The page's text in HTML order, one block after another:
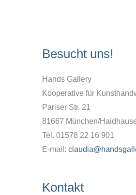
Besucht uns!
Hands Gallery
Kooperative für
Pariser Str. 21
81667 München/
Tel. 01578 22 16 901
E-mail:
Kontakt